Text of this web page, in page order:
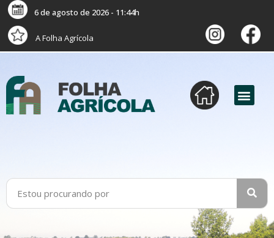
6 de agosto de 2026 - 11:44h
A Folha Agrícola